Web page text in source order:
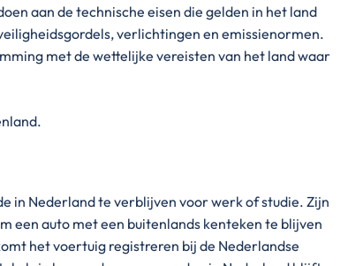
aan de technische eisen die gelden in het land
verlichtingen en emissienormen.
met de wettelijke vereisten van het land waar
in Nederland te verblijven voor werk of studie. Zijn
een auto met een buitenlands kenteken te blijven
het voertuig registreren bij de Nederlandse